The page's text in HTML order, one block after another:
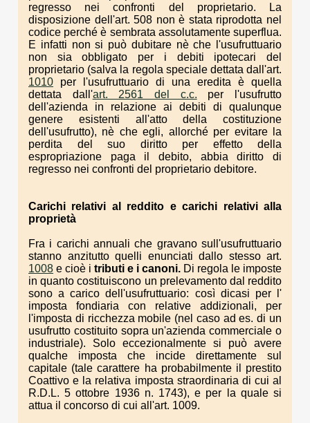
regresso nei confronti del proprietario. La
disposizione dell'art. 508 non è stata riprodotta nel
codice perché è sembrata assolutamente superflua.
E infatti non si può dubitare nè che l'usufruttuario
non sia obbligato per i debiti ipotecari del
proprietario (salva la regola speciale dettata dall'art.
1010 per l'usufruttuario di una eredita è quella
dettata dall'art. 2561 del c.c. per l'usufrutto
dell'azienda in relazione ai debiti di qualunque
genere esistenti all'atto della costituzione
dell'usufrutto), nè che egli, allorché per evitare la
perdita del suo diritto per effetto della
espropriazione paga il debito, abbia diritto di
regresso nei confronti del proprietario debitore.
Carichi relativi al reddito e carichi relativi alla
proprietà
Fra i carichi annuali che gravano sull'usufruttuario
stanno anzitutto quelli enunciati dallo stesso art.
1008 e cioè i tributi e i canoni. Di regola le imposte
in quanto costituiscono un prelevamento dal reddito
sono a carico dell'usufruttuario: così dicasi per l'
imposta fondiaria con relative addizionali, per
l'imposta di ricchezza mobile (nel caso ad es. di un
usufrutto costituito sopra un'azienda commerciale o
industriale). Solo eccezionalmente si può avere
qualche imposta che incide direttamente sul
capitale (tale carattere ha probabilmente il prestito
Coattivo e la relativa imposta straordinaria di cui al
R.D.L. 5 ottobre 1936 n. 1743), e per la quale si
attua il concorso di cui all'art. 1009.